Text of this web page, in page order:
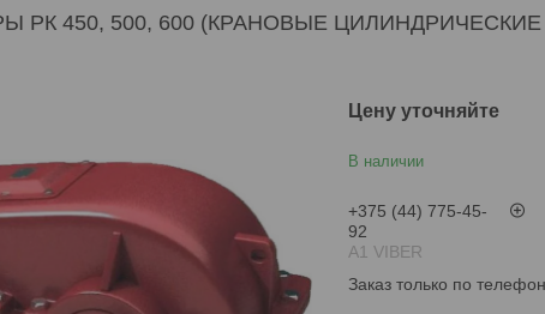
РК 450, 500, 600 (КРАНОВЫЕ
Цену уточняйте
В наличии
+375 (44) 775-45-
92
А1 VIBER
Заказ только по